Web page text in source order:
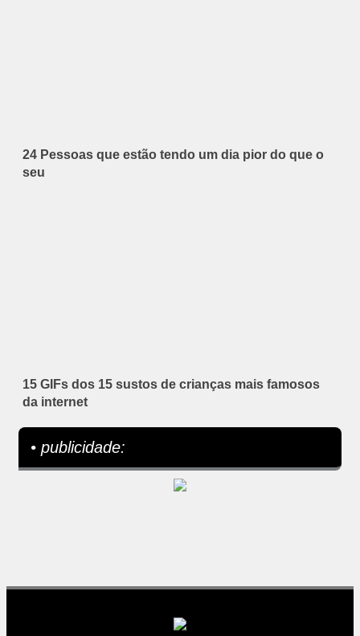
24 Pessoas que estão tendo um dia pior do que o
seu
15 GIFs dos 15 sustos de crianças mais famosos
da internet
• publicidade: